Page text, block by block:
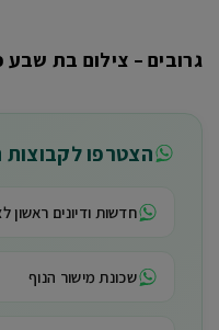
גרובים – צילום בת שבע
הצטרפו לקבוצות
חדשות ודיונים ראשון
שכונת מישור הנוף